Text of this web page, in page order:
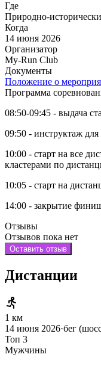
Где
Природно-
Когда
14 июня 2026
Организатор
My-Run Club
Документы
Положение о
Программа
08:50-09:45 - выдача
09:50 - инструктаж
10:00 - старт на все
кластерами по
10:05 - старт на
14:00 - закрытие
Отзывы
Отзывов пока нет
Оставить отзыв
Дистанции
1 км
14 июня 2026·бег
Топ 3
Мужчины